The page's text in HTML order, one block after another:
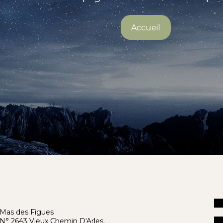
Accueil
Mas des Figues
N° 2643 Vieux Chemin D'Arles,